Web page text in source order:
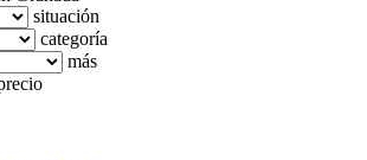
situación
categoría
más